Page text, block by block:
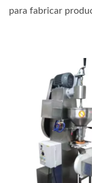
para fabricar